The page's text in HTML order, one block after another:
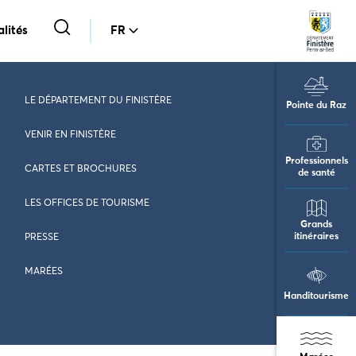
FR
Pointe du Raz
Professionnels
de santé
Grands
itinéraires
Handitourisme
LE DÉPARTEMENT DU FINISTÈRE
VENIR EN FINISTÈRE
CARTES ET BROCHURES
LES OFFICES DE TOURISME
PRESSE
MARÉES